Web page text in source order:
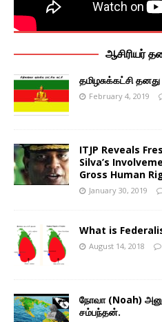
ஆசிரியர்
தமிழசுக்கட்சி
February 4, 2019
ITJP Reveals
Silva’s
Gross Human
January 30, 2019
What is
August 14, 2018
நோவா (Noah)
சம்பந்தன்.